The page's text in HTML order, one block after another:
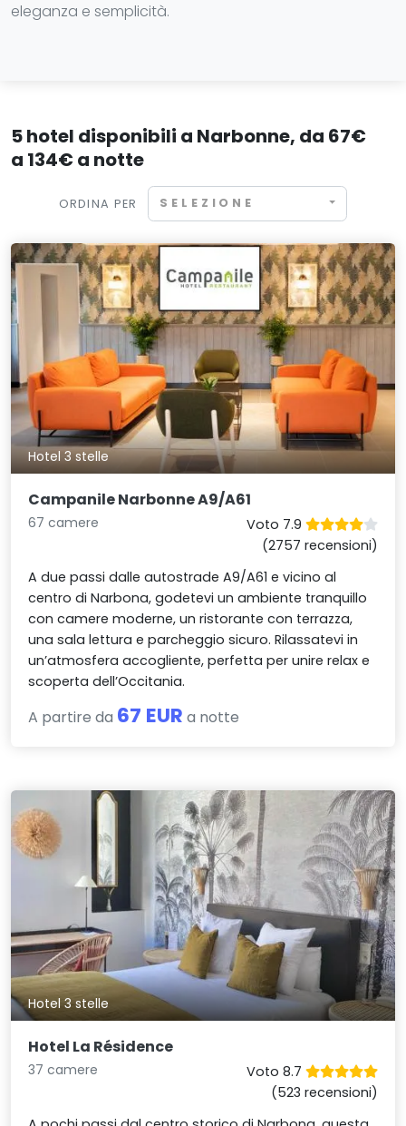
eleganza e semplicità.
5 hotel disponibili a Narbonne, da 67€
a 134€ a notte
ORDINA PER SELEZIONE
Hotel 3 stelle
Campanile Narbonne A9/A61
67 camere
Voto 7.9
(2757 recensioni)
A due passi dalle autostrade A9/A61 e vicino al
centro di Narbona, godetevi un ambiente tranquillo
con camere moderne, un ristorante con terrazza,
una sala lettura e parcheggio sicuro. Rilassatevi in
un’atmosfera accogliente, perfetta per unire relax e
scoperta dell’Occitania.
A partire da 67 EUR a notte
Hotel 3 stelle
Hotel La Résidence
37 camere
Voto 8.7
(523 recensioni)